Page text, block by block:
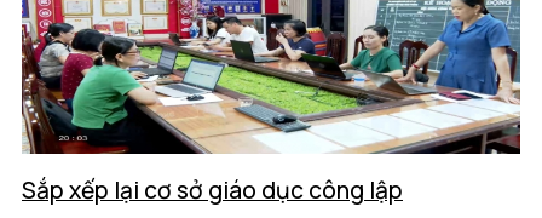
Sắp xếp lại cơ sở giáo dục công lập